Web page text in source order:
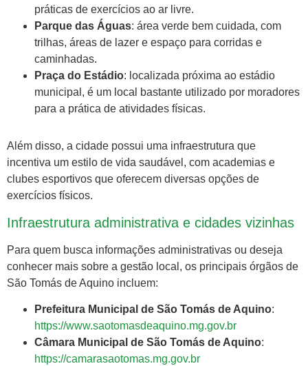
práticas de exercícios ao ar livre.
Parque das Águas: área verde bem cuidada, com
trilhas, áreas de lazer e espaço para corridas e
caminhadas.
Praça do Estádio: localizada próxima ao estádio
municipal, é um local bastante utilizado por moradores
para a prática de atividades físicas.
Além disso, a cidade possui uma infraestrutura que
incentiva um estilo de vida saudável, com academias e
clubes esportivos que oferecem diversas opções de
exercícios físicos.
Infraestrutura administrativa e cidades vizinhas
Para quem busca informações administrativas ou deseja
conhecer mais sobre a gestão local, os principais órgãos de
São Tomás de Aquino incluem:
Prefeitura Municipal de São Tomás de Aquino:
https://www.saotomasdeaquino.mg.gov.br
Câmara Municipal de São Tomás de Aquino:
https://camarasaotomas.mg.gov.br